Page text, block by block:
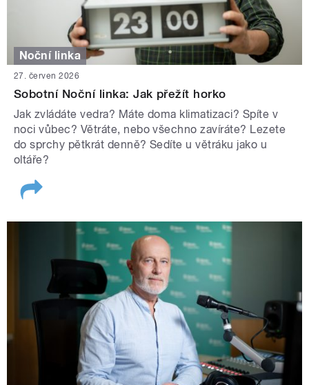
Noční linka
27. červen 2026
Sobotní Noční linka: Jak přežít horko
Jak zvládáte vedra? Máte doma klimatizaci? Spíte v
noci vůbec? Větráte, nebo všechno zavíráte? Lezete
do sprchy pětkrát denně? Sedíte u větráku jako u
oltáře?